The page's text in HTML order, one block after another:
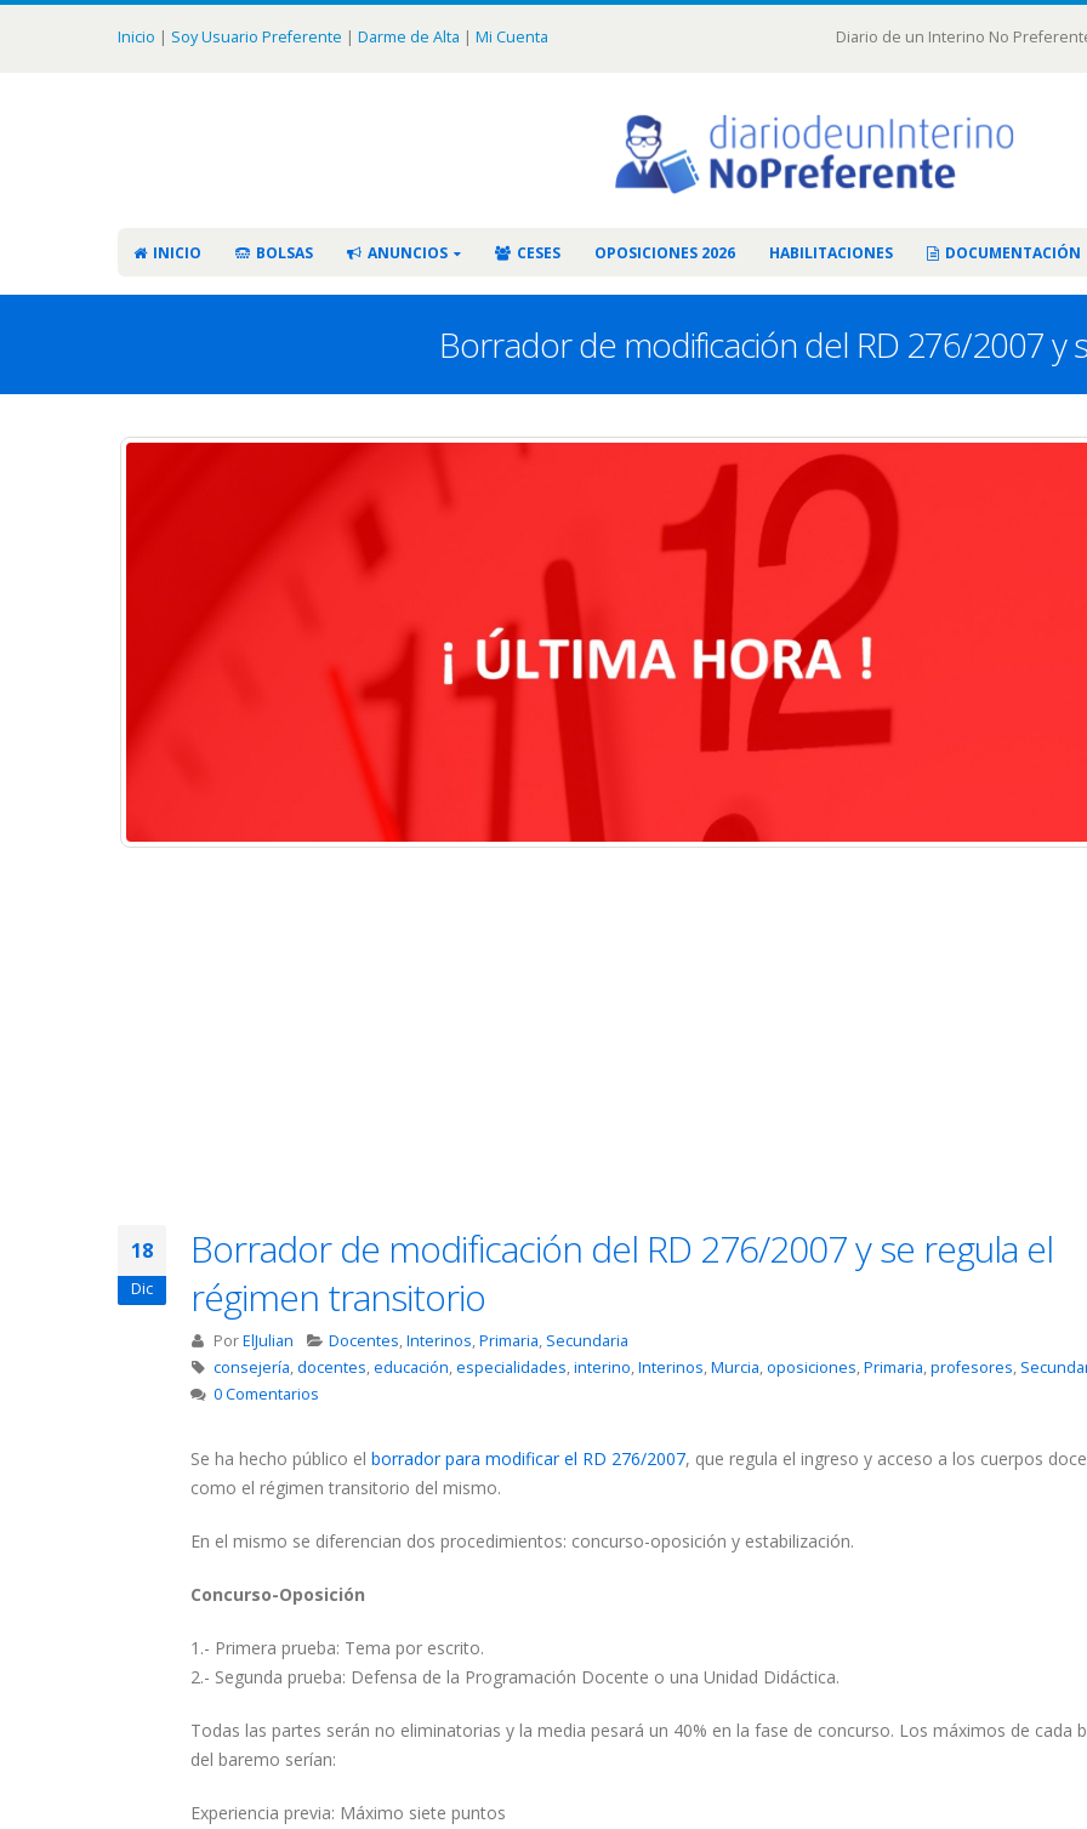
Inicio | Soy Usuario Preferente | Darme de Alta | Mi Cuenta Diario de un Interino No
INICIO BOLSAS ANUNCIOS CESES OPOSICIONES 2026 HABILITACIONES DOCUMENTACIÓN
Borrador de modificación del RD 276/2007 y
18
Dic
Borrador de modificación del RD 276/2007 y se regula el
régimen transitorio
PorElJulian Docentes,Interinos,Primaria, Secundaria
consejería,docentes,educación,especialidades,interino,Interinos,Murcia,oposiciones,Primaria,profesores,
0 Comentarios
Se ha hecho público el borrador para modificar el RD 276/2007, que regula el ingreso y acceso a los cuerpos
como el régimen transitorio del mismo.
En el mismo se diferencian dos procedimientos: concurso-oposición y estabilización.
Concurso-Oposición
1.- Primera prueba: Tema por escrito.
2.- Segunda prueba: Defensa de la Programación Docente o una Unidad Didáctica.
Todas las partes serán no eliminatorias y la media pesará un 40% en la fase de concurso. Los máximos de cada
del baremo serían:
Experiencia previa: Máximo siete puntos